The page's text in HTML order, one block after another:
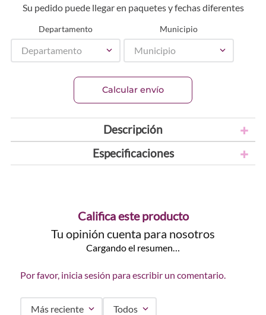
Su pedido puede llegar en paquetes y fechas diferentes
Departamento
Departamento
Municipio
Municipio
Calcular envío
Descripción
Especificaciones
Califica este producto
Tu opinión cuenta para nosotros
Cargando el resumen…
Por favor, inicia sesión para escribir un comentario.
Más reciente Todos